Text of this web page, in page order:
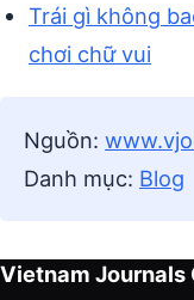
Trái gì không
chơi chữ vui
Nguồn:
Danh mục: Blog
Vietnam Journals